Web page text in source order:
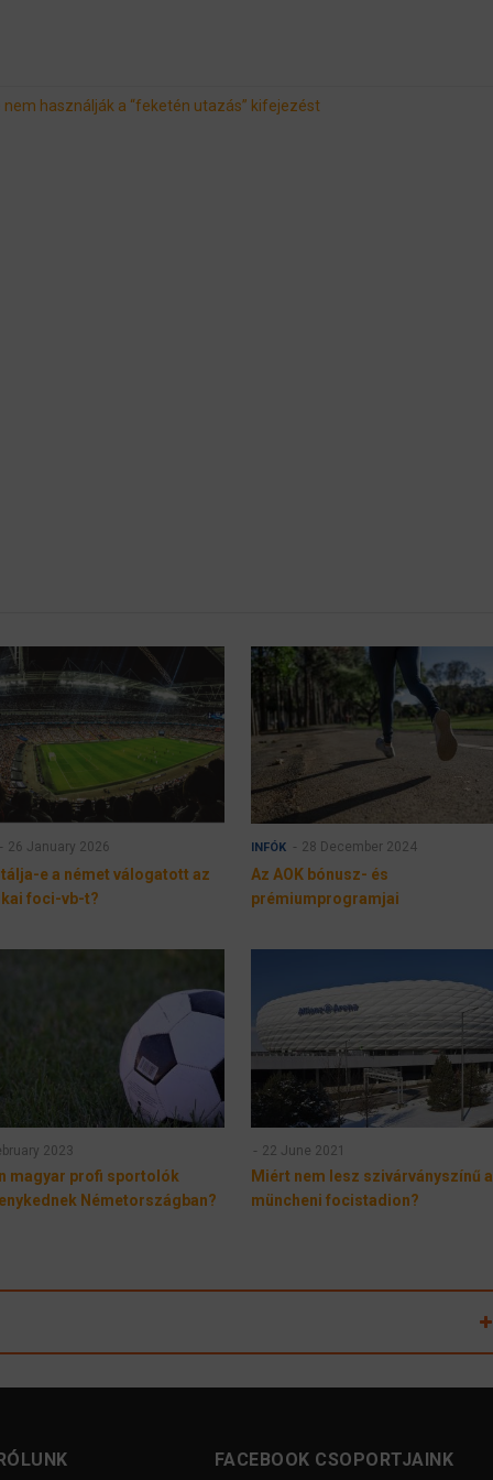
használják a “feketén utazás” kifejezést
26 January 2026
e a német válogatott az
foci-vb-t?
INFÓK 28 December 2024
Az AOK bónusz- és
prémiumprogramjai
2023
magyar profi sportolók
Németországban?
22 June 2021
Miért nem lesz szivárványszínű a
müncheni focistadion?
RÓLUNK FACEBOOK CSOPORTJAINK